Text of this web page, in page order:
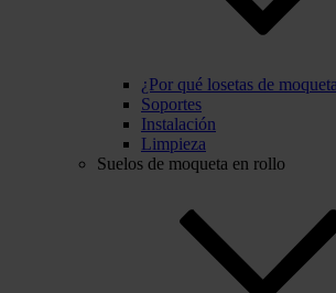
¿Por qué losetas de
Soportes
Instalación
Limpieza
Suelos de moqueta en rollo